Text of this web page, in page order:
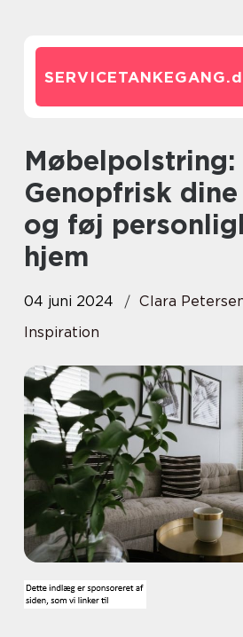
SERVICETANKEGANG.
Møbelpolstring:
Genopfrisk
og føj
hjem
04 juni 2024
Clara
Inspiration